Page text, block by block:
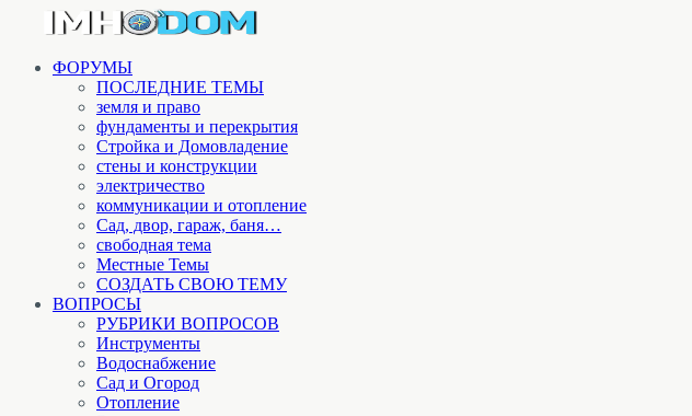
ФОРУМЫ
ПОСЛЕДНИЕ ТЕМЫ
земля и право
фундаменты и перекрытия
Стройка и Домовладение
стены и конструкции
электричество
коммуникации и отопление
Cад, двор, гараж, баня…
свободная тема
Местные Темы
СОЗДАТЬ СВОЮ ТЕМУ
ВОПРОСЫ
РУБРИКИ ВОПРОСОВ
Инструменты
Водоснабжение
Сад и Огород
Отопление